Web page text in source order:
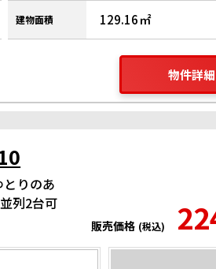
建物面積 129.16
物件詳
りのあ
列2台可
販売価格 (税込)